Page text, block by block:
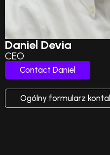
Daniel Devia
CEO
Contact Daniel
Ogólny formularz